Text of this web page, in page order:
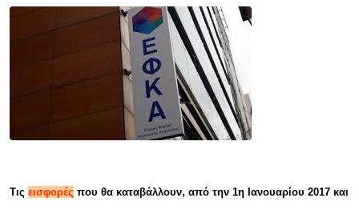
Email
Τις εισφορές που θα καταβάλλουν, από την 1η Ιανουαρίου 2017 και